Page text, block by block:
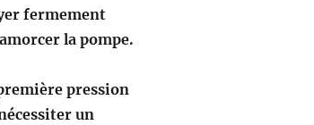
fermement
la pompe.
pression
un